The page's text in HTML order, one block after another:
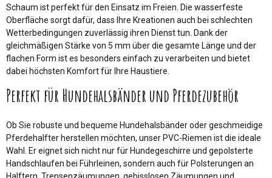
Schaum ist perfekt für den Einsatz im Freien. Die wasserfeste
Oberfläche sorgt dafür, dass Ihre Kreationen auch bei schlechten
Wetterbedingungen zuverlässig ihren Dienst tun. Dank der
gleichmäßigen Stärke von 5 mm über die gesamte Länge und der
flachen Form ist es besonders einfach zu verarbeiten und bietet
dabei höchsten Komfort für Ihre Haustiere.
Perfekt für Hundehalsbänder und Pferdezubehör
Ob Sie robuste und bequeme Hundehalsbänder oder geschmeidige
Pferdehalfter herstellen möchten, unser PVC-Riemen ist die ideale
Wahl. Er eignet sich nicht nur für Hundegeschirre und gepolsterte
Handschlaufen bei Führleinen, sondern auch für Polsterungen an